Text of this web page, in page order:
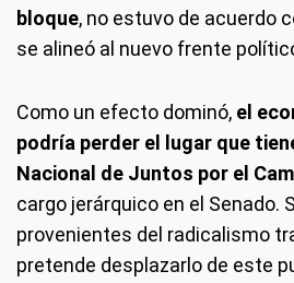
bloque, no estuvo de acuerdo
se alineó al nuevo frente
Como un efecto dominó, el
podría perder el lugar que
Nacional de Juntos por el
cargo jerárquico en el Senado.
provenientes del radicalismo
pretende desplazarlo de este